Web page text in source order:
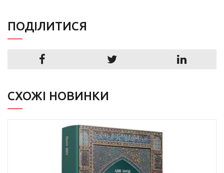
ПОДIЛИТИСЯ
СХОЖІ НОВИНКИ